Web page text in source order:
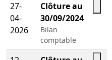
27-
04-
2026
Clôture au
30/09/2024
Bilan
comptable